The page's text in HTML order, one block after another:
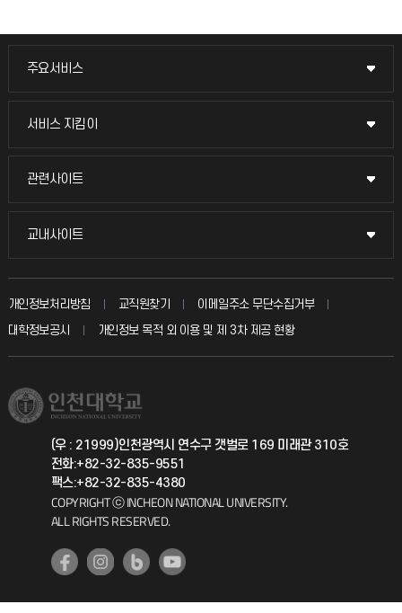
주요서비스
주요서비스
교무회의방송
입학안내
취업정보(학생)
서비스 지킴이
서비스 지킴이
묻고 답하기
칭찬마당
학생서비스 지킴이
관련사이트
관련사이트
국방헬프콜
총동문회
교내사이트
교내사이트
교수회
교육혁신본부
국제지원과
공자아카데미
기초교육원
공학교육혁신센터
개인정보처리방침 교직원찾기
이메일주소 무단수집거부
대학정보공시
개인정보 목적 외 이용 및 제 3차 제공 현황
(우 : 21999)인천광역시 연수구 갯벌로 169 미래관 310호
전화:+82-32-835-9551
팩스:+82-32-835-4380
COPYRIGHT ⓒ INCHEON NATIONAL UNIVERSITY.
ALL RIGHTS RESERVED.